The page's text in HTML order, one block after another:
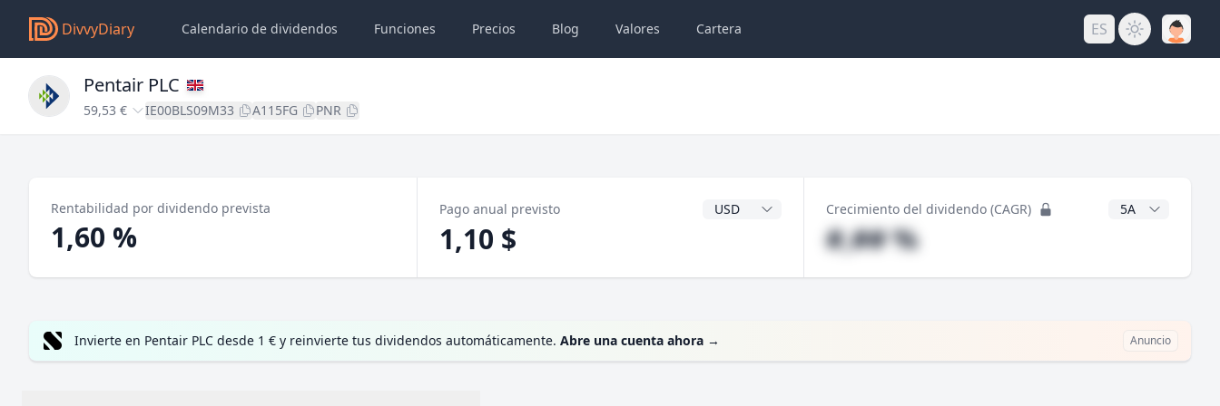
DivvyDiary Calendario de dividendos Funciones Precios Blog Valores Cartera ES
Pentair PLC
59,53 € IE00BLS09M33 A115FG PNR
Rentabilidad por dividendo prevista
1,60 %
Pago anual previsto Divisa del dividendo
1,10 $
Crecimiento del dividendo (CAGR) Años CAGR
#,## %
Invierte en Pentair PLC desde 1 € y reinvierte tus dividendos automáticamente. Abre una cuenta ahora → Anuncio